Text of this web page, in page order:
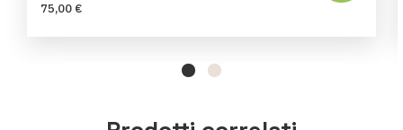
75,00 €